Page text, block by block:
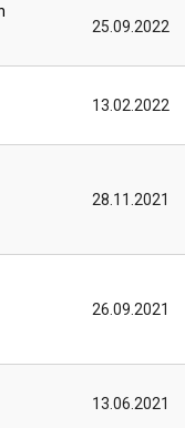
25.09.2022
13.02.2022
28.11.2021
26.09.2021
13.06.2021